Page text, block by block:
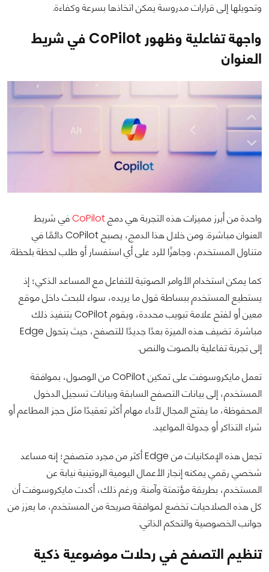
وتحويلها إلى قرارات مدروسة يمكن اتخاذها بسرعة وكفاءة.
واجهة تفاعلية وظهور CoPilot في شريط
العنوان
واحدة من أبرز مميزات هذه التجربة هي دمجCoPilotفي شريط
العنوان مباشرة. ومن خلال هذا الدمج، يصبح CoPilot دائمًا في
متناول المستخدم، وجاهزًا للرد على أي استفسار أو طلب لحظة بلحظة.
كما يمكن استخدام الأوامر الصوتية للتفاعل مع المساعد الذكي؛ إذ
يستطيع المستخدم ببساطة قول ما يريده، سواء للبحث داخل موقع
معين أو لفتح علامة تبويب محددة، ويقوم CoPilot بتنفيذ ذلك
مباشرة. تضيف هذه الميزة بعدًا جديدًا للتصفح، حيث يتحول Edge
إلى تجربة تفاعلية بالصوت والنص.
تعمل مايكروسوفت على تمكين CoPilot من الوصول، بموافقة
المستخدم، إلى بيانات التصفح السابقة وبيانات تسجيل الدخول
المحفوظة، ما يفتح المجال لأداء مهام أكثر تعقيدًا مثل حجز المطاعم أو
شراء التذاكر أو جدولة المواعيد.
تجعل هذه الإمكانيات من Edge أكثر من مجرد متصفح؛ إنه مساعد
شخصي رقمي يمكنه إنجاز الأعمال اليومية الروتينية نيابة عن
المستخدم، بطريقة مؤتمتة وآمنة. ورغم ذلك، أكدت مايكروسوفت أن
كل هذه الصلاحيات تخضع لموافقة صريحة من المستخدم، ما يعزز من
جوانب الخصوصية والتحكم الذاتي.
تنظيم التصفح في رحلات موضوعية ذكية